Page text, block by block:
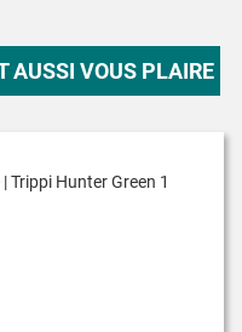
AUSSI VOUS PLAIRE